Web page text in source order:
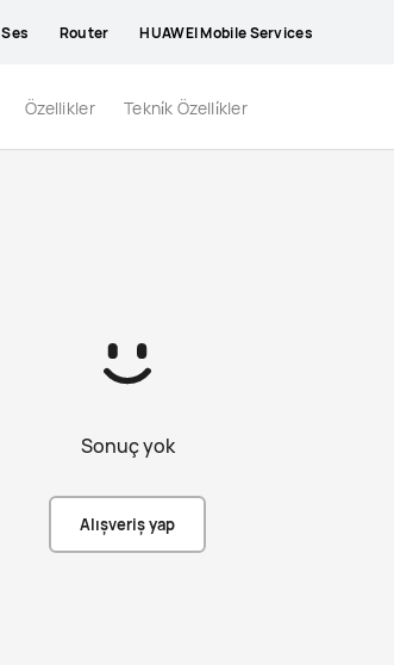
Ses Router HUAWEI Mobile Services
Özellikler Tekni̇k Özelli̇kler
Sonuç yok
Alışveriş yap